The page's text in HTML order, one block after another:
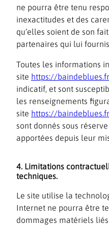
ne pourra être tenu
inexactitudes et des
qu’elles soient de son
partenaires qui lui
Toutes les informations
site https://baindeblues.fr
indicatif, et sont
les renseignements
site https://baindeblues.fr
sont donnés sous
apportées depuis leur
4. Limitations
techniques.
Le site utilise la
Internet ne pourra être
dommages matériels